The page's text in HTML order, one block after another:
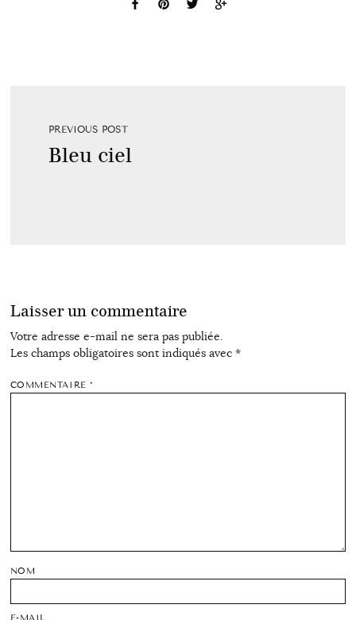
PREVIOUS POST
Bleu ciel
Laisser un commentaire
Votre adresse e-mail ne sera pas publiée.
Les champs obligatoires sont indiqués avec *
COMMENTAIRE*
NOM